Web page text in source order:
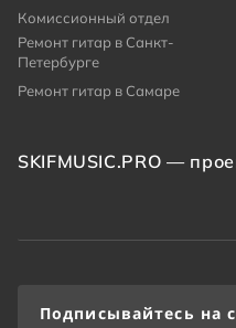
Комиссионный отдел
Ремонт гитар в Санкт-
Петербурге
Ремонт гитар в Самаре
SKIFMUSIC.PRO —
Подписывайтесь на